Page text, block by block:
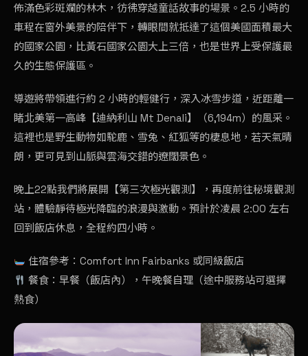
佈滿色彩斑斕的林木，彷彿穿越童話故事的場景。2.5 小時的
車程在窗外美景的陪伴下，轉眼間就抵達了這個美國面積最大
的國家公園，比黃石國家公園大上三倍，也是世界上受保護最
久的生態保護區。
導遊將帶領進行約 2 小時的輕健行，深入冰雪步道，近距離一
睹北美第一高峰【迪納利山 Mt Denali】（6,194m）的風采。
這裡也是野生動物如駝鹿、雪兔、紅狐等的棲息地，若天氣晴
朗，更可見到山脈與雲海交錯的遼闊景色。
晚上22點我們將展開【第三次極光觀測】，再度前往秘境觀測
站，體驗靜待極光降臨的浪漫與激動。預計於凌晨 2:00 左右
回到飯店休息，全程約四小時。
住宿參考：Comfort Inn Fairbanks 或同級飯店
餐食：早餐（飯店內），午晚餐自理（途中服務站可選擇
熱食）